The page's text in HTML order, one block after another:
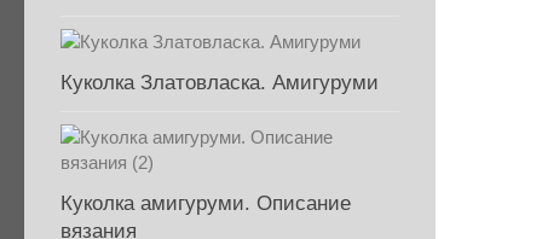
Куколка Златовласка. Амигуруми
Куколка амигуруми. Описание
вязания